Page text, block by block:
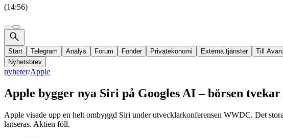
(14:56)
Start Telegram Analys Forum Fonder Privatekonomi Externa tjänster
Till
Nyhetsbrev
nyheter/Apple
Apple bygger nya Siri på Googles AI – börsen tvekar
Apple visade upp en helt ombyggd Siri under utvecklarkonferensen WWDC. Det
lanseras. Aktien föll.